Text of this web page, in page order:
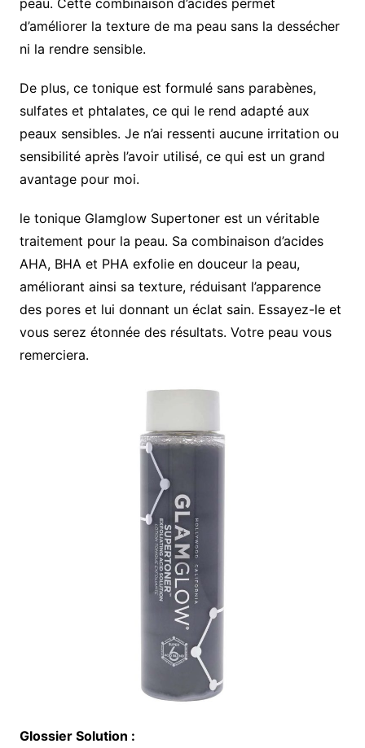
peau. Cette combinaison d’acides permet
d’améliorer la texture de ma peau sans la dessécher
ni la rendre sensible.
De plus, ce tonique est formulé sans parabènes,
sulfates et phtalates, ce qui le rend adapté aux
peaux sensibles. Je n’ai ressenti aucune irritation ou
sensibilité après l’avoir utilisé, ce qui est un grand
avantage pour moi.
le tonique Glamglow Supertoner est un véritable
traitement pour la peau. Sa combinaison d’acides
AHA, BHA et PHA exfolie en douceur la peau,
améliorant ainsi sa texture, réduisant l’apparence
des pores et lui donnant un éclat sain. Essayez-le et
vous serez étonnée des résultats. Votre peau vous
remerciera.
Glossier Solution :